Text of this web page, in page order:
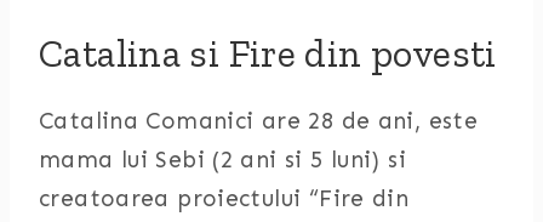
Catalina si Fire din povesti
Catalina Comanici are 28 de ani, este
mama lui Sebi (2 ani si 5 luni) si
creatoarea proiectului “Fire din